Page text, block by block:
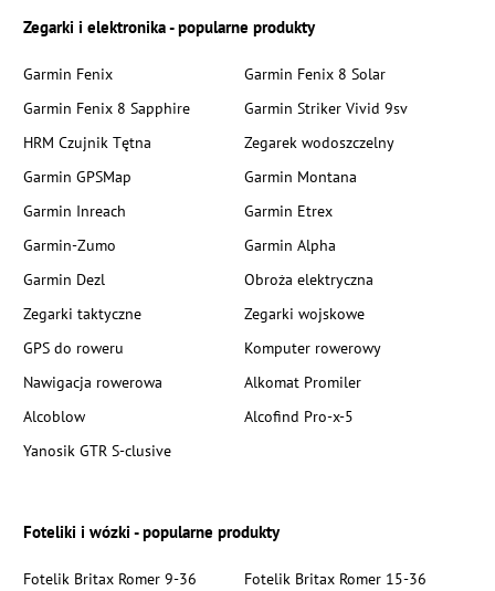
Zegarki i elektronika - popularne produkty
Garmin Fenix
Garmin Fenix 8 Solar
Garmin Fenix 8 Sapphire
Garmin Striker Vivid 9sv
HRM Czujnik Tętna
Zegarek wodoszczelny
Garmin GPSMap
Garmin Montana
Garmin Inreach
Garmin Etrex
Garmin-Zumo
Garmin Alpha
Garmin Dezl
Obroża elektryczna
Zegarki taktyczne
Zegarki wojskowe
GPS do roweru
Komputer rowerowy
Nawigacja rowerowa
Alkomat Promiler
Alcoblow
Alcofind Pro-x-5
Yanosik GTR S-clusive
Foteliki i wózki - popularne produkty
Fotelik Britax Romer 9-36
Fotelik Britax Romer 15-36